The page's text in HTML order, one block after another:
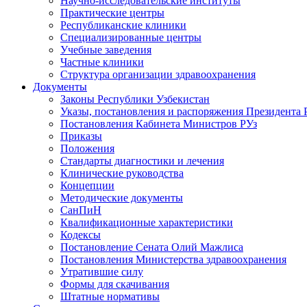
Практические центры
Республиканские клиники
Специализированные центры
Учебные заведения
Частные клиники
Структура организации здравоохранения
Документы
Законы Республики Узбекистан
Указы, постановления и распоряжения Президента
Постановления Кабинета Министров РУз
Приказы
Положения
Стандарты диагностики и лечения
Клинические руководства
Концепции
Методические документы
СанПиН
Квалификационные характеристики
Кодексы
Постановление Сената Олий Мажлиса
Постановления Министерства здравоохранения
Утратившие силу
Формы для скачивания
Штатные нормативы